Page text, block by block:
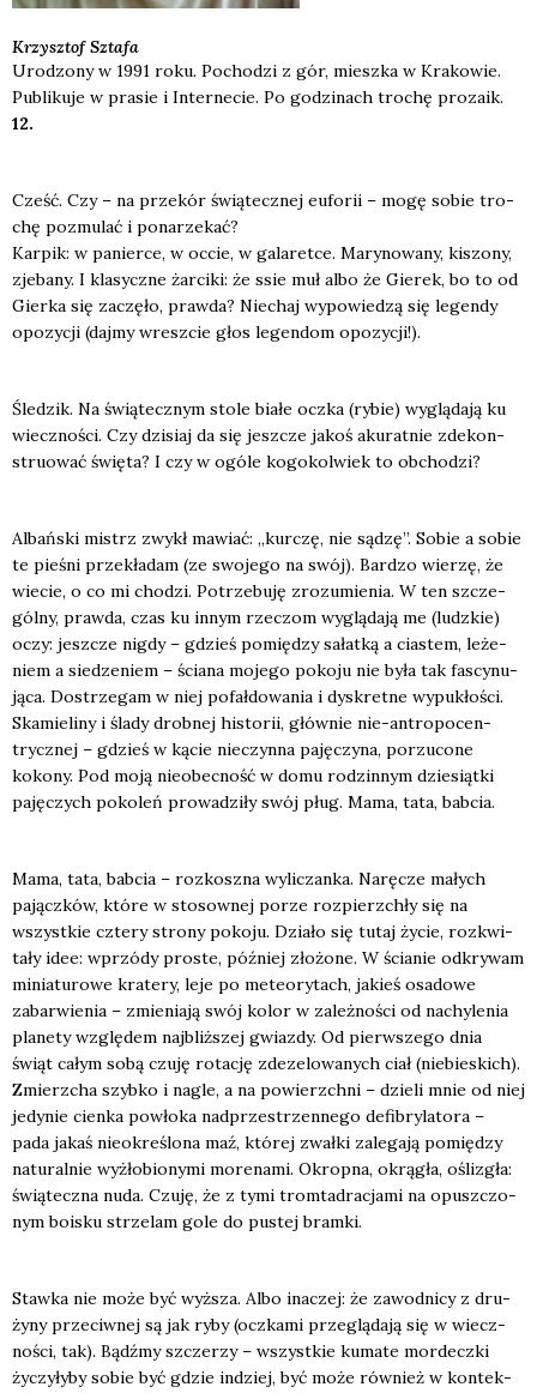
KrzysztofSztafa
Urodzony w 1991 roku. Pochodzi z gór, mieszka w Krakowie.
Publikuje w prasie i Internecie. Po godzinach trochę prozaik.
12.
Cześć. Czy – na prze­kór świą­tecz­nej eufo­rii – mogę sobie tro­
chę pozmu­lać i pona­rze­kać?
Kar­pik: w panier­ce, w occie, w gala­ret­ce. Mary­no­wa­ny, kiszo­ny,
zje­ba­ny. I kla­sycz­ne żar­ci­ki: że ssie muł albo że Gie­rek, bo to od
Gier­ka się zaczę­ło, praw­da? Nie­chaj wypo­wie­dzą się legen­dy
opo­zy­cji (daj­my wresz­cie głos legen­dom opo­zy­cji!).
Śle­dzik. Na świą­tecz­nym sto­le bia­łe oczka (rybie) wyglą­da­ją ku
wiecz­no­ści. Czy dzi­siaj da się jesz­cze jakoś aku­rat­nie zde­kon­
stru­ować świę­ta? I czy w ogó­le kogo­kol­wiek to obcho­dzi?
Albań­ski mistrz zwykł mawiać: „kur­czę, nie sądzę”. Sobie a sobie
te pie­śni prze­kła­dam (ze swo­je­go na swój). Bar­dzo wie­rzę, że
wie­cie, o co mi cho­dzi. Potrze­bu­ję zro­zu­mie­nia. W ten szcze­
gól­ny, praw­da, czas ku innym rze­czom wyglą­da­ją me (ludz­kie)
oczy: jesz­cze nigdy – gdzieś pomię­dzy sałat­ką a cia­stem, leże­
niem a sie­dze­niem – ścia­na moje­go poko­ju nie była tak fascy­nu­
ją­ca. Dostrze­gam w niej pofał­do­wa­nia i dys­kret­ne wypu­kło­ści.
Ska­mie­li­ny i śla­dy drob­nej histo­rii, głów­nie nie-antro­po­cen­
trycz­nej – gdzieś w kącie nie­czyn­na paję­czy­na, porzu­co­ne
koko­ny. Pod moją nie­obec­ność w domu rodzin­nym dzie­siąt­ki
paję­czych poko­leń pro­wa­dzi­ły swój pług. Mama, tata, bab­cia.
Mama, tata, bab­cia – roz­kosz­na wyli­czan­ka. Narę­cze małych
pającz­ków, któ­re w sto­sow­nej porze roz­pierz­chły się na
wszyst­kie czte­ry stro­ny poko­ju. Dzia­ło się tutaj życie, roz­kwi­
ta­ły idee: wprzó­dy pro­ste, póź­niej zło­żo­ne. W ścia­nie odkry­wam
minia­tu­ro­we kra­te­ry, leje po mete­ory­tach, jakieś osa­do­we
zabar­wie­nia – zmie­nia­ją swój kolor w zależ­no­ści od nachy­le­nia
pla­ne­ty wzglę­dem naj­bliż­szej gwiaz­dy. Od pierw­sze­go dnia
świąt całym sobą czu­ję rota­cję zde­ze­lo­wa­nych ciał (nie­bie­skich).
Zmierz­cha szyb­ko i nagle, a na powierzch­ni – dzie­li mnie od niej
jedy­nie cien­ka powło­ka nad­prze­strzen­ne­go defi­bry­la­to­ra –
pada jakaś nie­okre­ślo­na maź, któ­rej zwał­ki zale­ga­ją pomię­dzy
natu­ral­nie wyżło­bio­ny­mi more­na­mi. Okrop­na, okrą­gła, ośli­zgła:
świą­tecz­na nuda. Czu­ję, że z tymi trom­ta­dra­cja­mi na opusz­czo­
nym boisku strze­lam gole do pustej bram­ki.
Staw­ka nie może być wyż­sza. Albo ina­czej: że zawod­ni­cy z dru­
ży­ny prze­ciw­nej są jak ryby (oczka­mi prze­glą­da­ją się w wiecz­
no­ści, tak). Bądź­my szcze­rzy – wszyst­kie kuma­te mor­decz­ki
życzy­ły­by sobie być gdzie indziej, być może rów­nież w kon­tek­